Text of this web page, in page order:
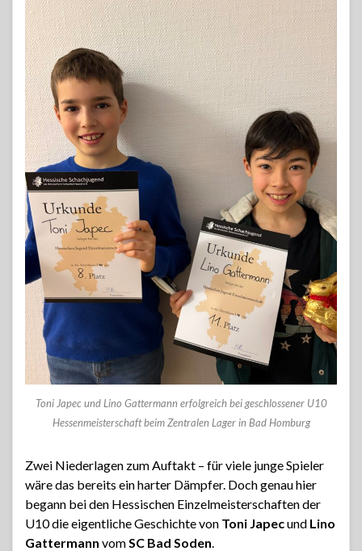
Toni Japec und Lino Gattermann erfolgreich bei geschlossener U10
Hessenmeisterschaft beim Zentralen Lager in Bad Homburg
Zwei Niederlagen zum Auftakt – für viele junge Spieler
wäre das bereits ein harter Dämpfer. Doch genau hier
begann bei den Hessischen Einzelmeisterschaften der
U10 die eigentliche Geschichte von Toni Japecund Lino
Gattermann vom SC Bad Soden